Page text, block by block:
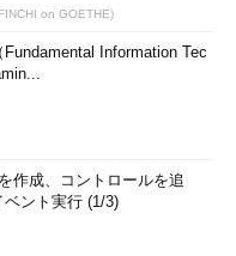
on GOETHE)
Information Tec
作成、コントロールを追
ント実行 (1/3)